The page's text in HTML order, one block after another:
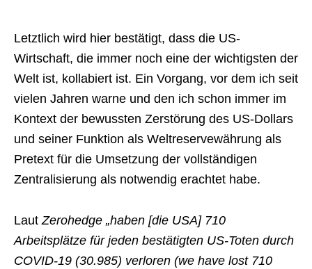
Letztlich wird hier bestätigt, dass die US-
Wirtschaft, die immer noch eine der wichtigsten der
Welt ist, kollabiert ist. Ein Vorgang, vor dem ich seit
vielen Jahren warne und den ich schon immer im
Kontext der bewussten Zerstörung des US-Dollars
und seiner Funktion als Weltreservewährung als
Pretext für die Umsetzung der vollständigen
Zentralisierung als notwendig erachtet habe.
Laut Zerohedge „haben [die USA] 710
Arbeitsplätze für jeden bestätigten US-Toten durch
COVID-19 (30.985) verloren (we have lost 710